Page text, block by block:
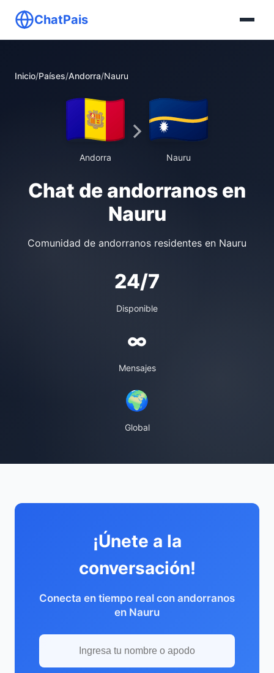
ChatPais
Inicio/Países/Andorra/Nauru
Andorra Nauru
Chat de andorranos en
Nauru
Comunidad de andorranos residentes en Nauru
24/7
Disponible
∞
Mensajes
🌍
Global
¡Únete a la
conversación!
Conecta en tiempo real con andorranos
en Nauru